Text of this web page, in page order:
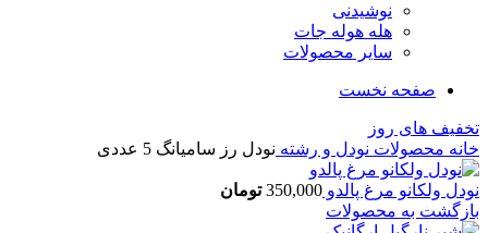
نوشیدنی
هله هوله جات
سایر محصولات
صفحه نخست
تخفیف های روز
خانه محصولات نودل و رشته نودل رز سامیانگ 5 عددی
نودل ولکانو مرغ پالدو 350,000 تومان
بازگشت به محصولات